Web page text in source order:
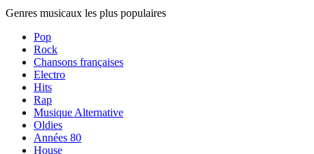
Genres musicaux les plus populaires
Pop
Rock
Chansons françaises
Electro
Hits
Rap
Musique Alternative
Oldies
Années 80
House